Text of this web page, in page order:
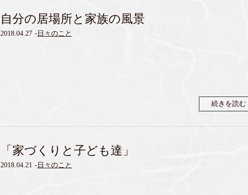
自分の居場所と家族の風景
2018.04.27 - 日々のこと
続きを読む
「家づくりと子ども達」
2018.04.21 - 日々のこと